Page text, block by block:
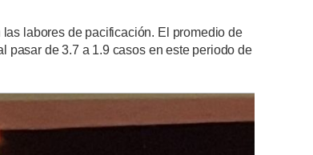
labores de pacificación. El promedio de
pasar de 3.7 a 1.9 casos en este periodo de